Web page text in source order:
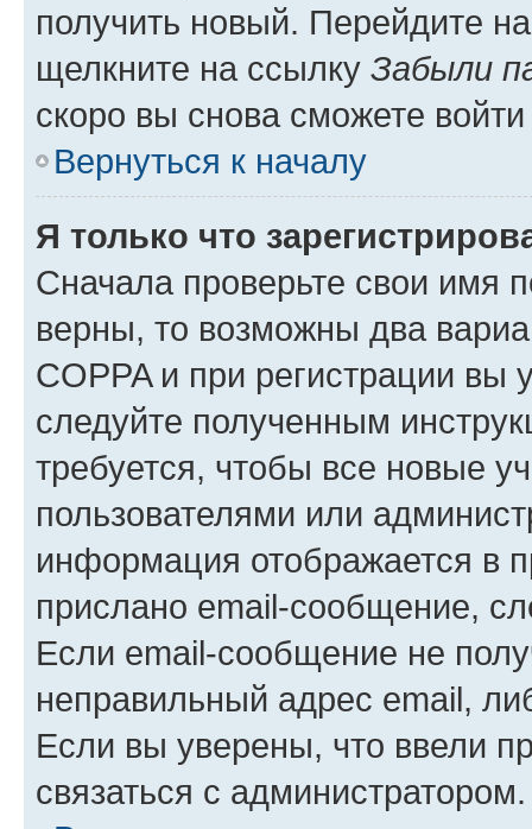
получить новый. Перейдите
щелкните на ссылку Забыли
скоро вы снова сможете
Вернуться к началу
Я только что
Сначала проверьте свои имя
верны, то возможны два
COPPA и при регистрации вы
следуйте полученным
требуется, чтобы все новые
пользователями или
информация отображается в
прислано email-сообщение,
Если email-сообщение не
неправильный адрес email,
Если вы уверены, что ввели
связаться с администратором.